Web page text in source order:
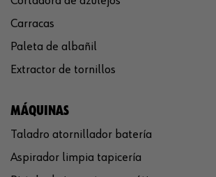
Carracas
Paleta de albañil
Extractor de tornillos
MÁQUINAS
Taladro atornillador batería
Aspirador limpia tapicería